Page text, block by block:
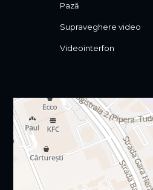
Pază
Supraveghere video
Videointerfon